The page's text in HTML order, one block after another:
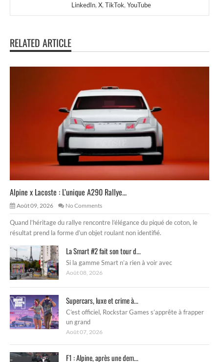
LinkedIn, X, TikTok, YouTube
RELATED ARTICLE
Alpine x Lacoste : L’unique A290 Rallye...
Août 09, 2026 No Comments
Quand l’héritage du rallye rencontre l’élégance du piqué de coton, le
résultat prend la forme d’un objet roulant non identifié.
La Smart #2 fait son tour d...
Si la gamme Smart n’a rien à voir avec
Août 08, 2026
Supercars, luxe et crime à...
C’est officiel, Rockstar Games s’apprête à frapper
un grand
Août 07, 2026
F1 : Alpine, après une dem...